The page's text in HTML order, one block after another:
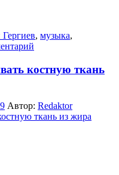
, музыка,
костную ткань
Автор: Redaktor